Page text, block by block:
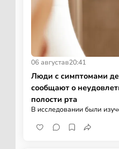
06 августав20:41
Люди с симптомами
сообщают о
полости рта
В исследовании были